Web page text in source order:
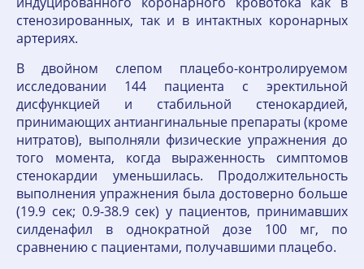
стенозированных, так и в интактных коронарных
артериях.
В двойном слепом плацебо-контролируемом
исследовании 144 пациента с эректильной
дисфункцией и стабильной стенокардией,
принимающих антиангинальные препараты (кроме
нитратов), выполняли физические упражнения до
того момента, когда выраженность симптомов
стенокардии уменьшилась. Продолжительность
выполнения упражнения была достоверно больше
(19.9 сек; 0.9-38.9 сек) у пациентов, принимавших
силденафил в однократной дозе 100 мг, по
сравнению с пациентами, получавшими плацебо.